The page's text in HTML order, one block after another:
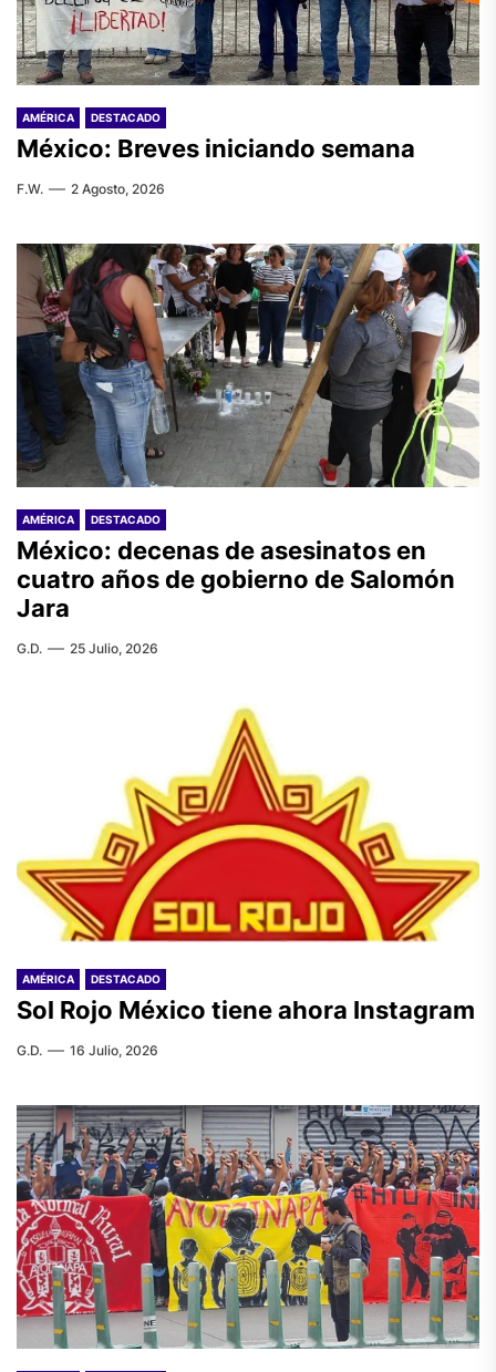
AMÉRICA DESTACADO
México: Breves iniciando semana
F.W. 2 Agosto, 2026
AMÉRICA DESTACADO
México: decenas de asesinatos en
cuatro años de gobierno de Salomón
Jara
G.D. 25 Julio, 2026
AMÉRICA DESTACADO
Sol Rojo México tiene ahora Instagram
G.D. 16 Julio, 2026